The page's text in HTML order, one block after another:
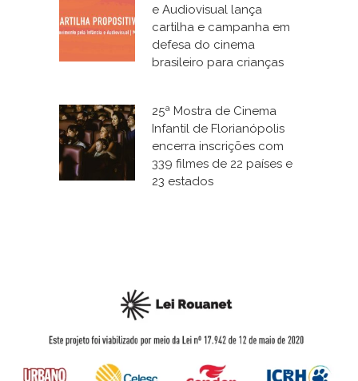
e Audiovisual lança
cartilha e campanha em
defesa do cinema
brasileiro para crianças
25ª Mostra de Cinema
Infantil de Florianópolis
encerra inscrições com
339 filmes de 22 países e
23 estados